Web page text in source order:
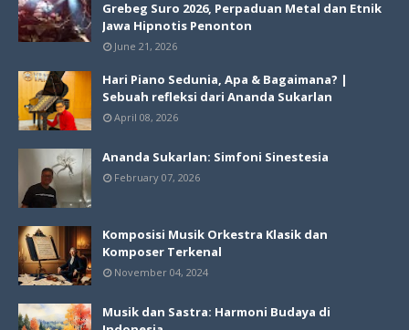
Grebeg Suro 2026, Perpaduan Metal dan Etnik
Jawa Hipnotis Penonton
June 21, 2026
Hari Piano Sedunia, Apa & Bagaimana? |
Sebuah refleksi dari Ananda Sukarlan
April 08, 2026
Ananda Sukarlan: Simfoni Sinestesia
February 07, 2026
Komposisi Musik Orkestra Klasik dan
Komposer Terkenal
November 04, 2024
Musik dan Sastra: Harmoni Budaya di